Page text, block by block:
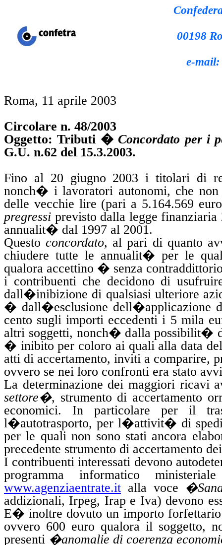
00198
e-mail:
Roma, 11 aprile 2003
Circolare n. 48/2003
Oggetto: Tributi � Concordato per i
G.U. n.62 del 15.3.2003.
Fino al 20 giugno 2003 i titolari di
nonch� i lavoratori autonomi, che
delle vecchie lire (pari a 5.164.569
pregressi previsto dalla legge
annualit� dal 1997 al 2001.
Questoconcordato, al pari di quanto
chiudere tutte le annualit� per le
qualora accettino � senza
i contribuenti che decidono di
dall�inibizione di qualsiasi ulteriore
� dall�esclusione dell�applicazione
cento sugli importi eccedenti i 5 mila
altri soggetti, nonch� dalla possibilit�
� inibito per coloro ai quali alla data
atti di accertamento, inviti a comparire,
ovvero se nei loro confronti era stato
La determinazione dei maggiori ricavi
settore�, strumento di accertamento
economici. In particolare per il
l�autotrasporto, per l�attivit� di
per le quali non sono stati ancora
precedente strumento di accertamento
I contribuenti interessati devono
programma informatico
www.agenziaentrate.it alla voce
addizionali, Irpeg, Irap e Iva) devono
E� inoltre dovuto un importo forfettario
ovvero 600 euro qualora il soggetto,
presenti �anomalie di coerenza